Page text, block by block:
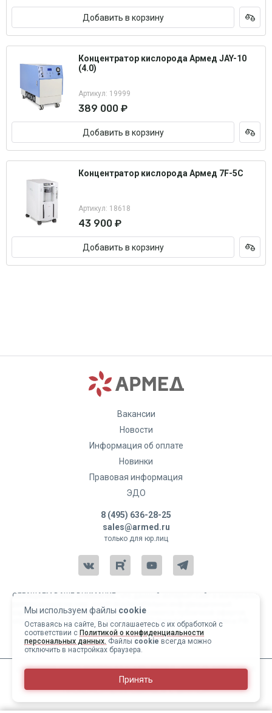
Добавить в корзину
Концентратор кислорода Армед JAY-10
(4.0)
Артикул: 19999
389 000 ₽
Добавить в корзину
Концентратор кислорода Армед 7F-5C
Артикул: 18618
43 900 ₽
Добавить в корзину
Мы используем файлы cookie
Оставаясь на сайте, Вы соглашаетесь с их обработкой с
соответствии с Политикой о конфиденциальности
персональных данных. Файлы cookie всегда можно
отключить в настройках браузера.
Принять
Вакансии
Новости
Информация об оплате
Новинки
Правовая информация
ЭДО
8 (495) 636-28-25
sales@armed.ru
только для юр.лиц
ОБРАЩАЕМ ВАШЕ ВНИМАНИЕ, что данный интернет-сайт и материалы,
характер и ни при каких условиях не являются публичной офертой,
определяемой положениями статьи 437 Гражданского кодекса РФ.
Copyright 2004-2026 © Армед
ИМЕЮТСЯ ПРОТИВОПОКАЗАНИЯ, ПЕРЕД ИСПОЛЬЗОВАНИЕМ
НЕОБХОДИМО ОЗНАКОМИТЬСЯ С ИНСТРУКЦИЕЙ И
ПРОКОНСУЛЬТИРОВАТЬСЯ С ВРАЧОМ